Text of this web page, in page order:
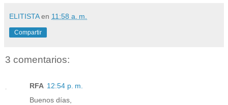
ELITISTA en 11:58 a. m.
Compartir
3 comentarios:
RFA 12:54 p. m.
Buenos días,